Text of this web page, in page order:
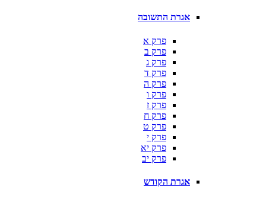
אגרת התשובה
פרק א
פרק ב
פרק ג
פרק ד
פרק ה
פרק ו
פרק ז
פרק ח
פרק ט
פרק י
פרק יא
פרק יב
אגרת הקודש